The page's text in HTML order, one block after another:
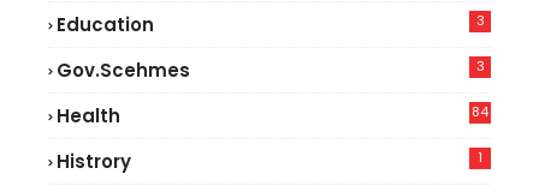
Education 3
Gov.scehmes 3
Health
84
Histrory 1